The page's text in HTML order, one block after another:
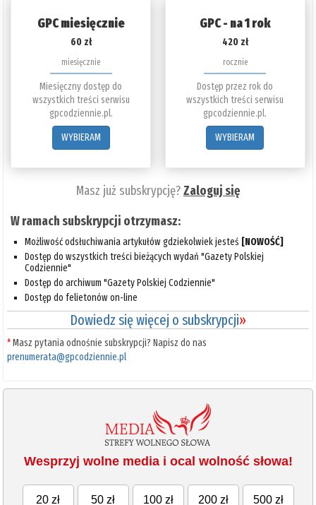
GPC miesięcznie
60 zł
miesięcznie
Miesięczny dostęp do
wszystkich treści serwisu
gpcodziennie.pl.
WYBIERAM
GPC - na 1 rok
420 zł
rocznie
Dostęp przez rok do
wszystkich treści serwisu
gpcodziennie.pl.
WYBIERAM
Masz już subskrypcję?Zaloguj się
W ramach subskrypcji otrzymasz:
Możliwość odsłuchiwania artykułów gdziekolwiek jesteś [NOWOŚĆ]
Dostęp do wszystkich treści bieżących wydań "Gazety Polskiej
Codziennie"
Dostęp do archiwum "Gazety Polskiej Codziennie"
Dostęp do felietonów on-line
Dowiedz się więcej o subskrypcji»
*Masz pytania odnośnie subskrypcji? Napisz do nas
prenumerata@gpcodziennie.pl
Wesprzyj wolne media i ocal wolność słowa!
20 zł 50 zł 100 zł 200 zł 500 zł